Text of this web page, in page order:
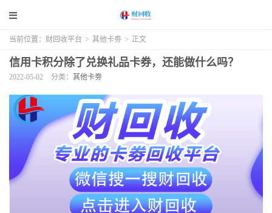
当前位置： 财回收平台 > 其他卡劵 > 正文
信用卡积分除了兑换礼品卡券，还能做什么吗？
2022-05-02 分类： 其他卡劵